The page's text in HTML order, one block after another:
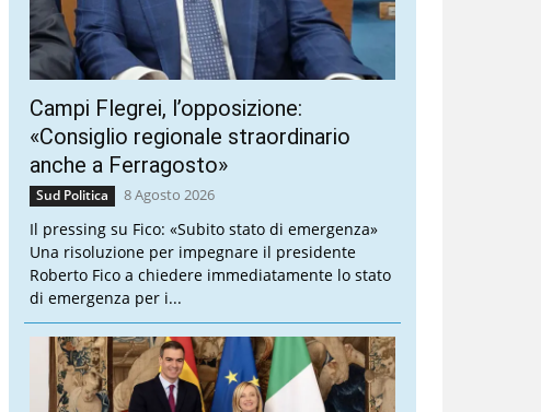
Campi Flegrei, l’opposizione:
«Consiglio regionale straordinario
anche a Ferragosto»
Sud Politica 8 Agosto 2026
Il pressing su Fico: «Subito stato di emergenza»
Una risoluzione per impegnare il presidente
Roberto Fico a chiedere immediatamente lo stato
di emergenza per i...